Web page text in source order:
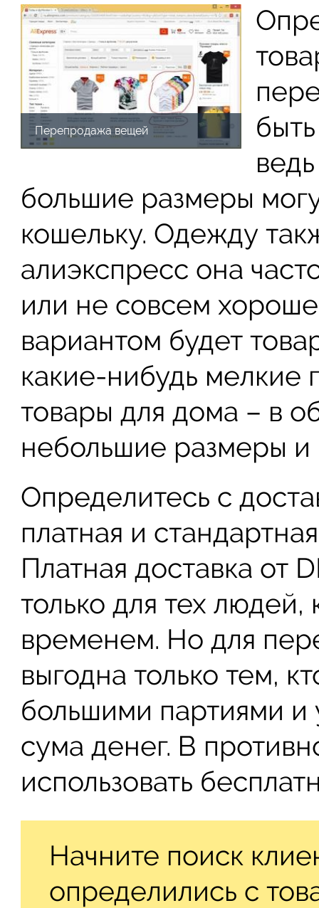
Перепродажа вещей
большие размеры
кошельку. Одежду
алиэкспресс она
или не совсем
вариантом будет
какие-нибудь мелкие
товары для дома – в
небольшие размеры и
Определитесь с
платная и
Платная доставка от
только для тех
временем. Но для
выгодна только тем,
большими партиями и
сума денег. В
использовать
Начните поиск
определились с